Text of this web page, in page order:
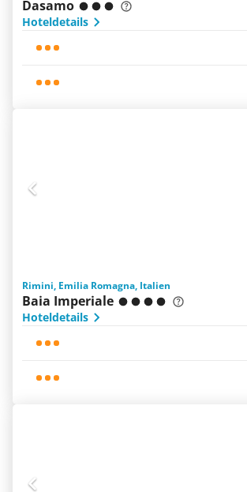
Dasamo
Hoteldetails
Rimini, Emilia Romagna, Italien
Baia Imperiale
Hoteldetails